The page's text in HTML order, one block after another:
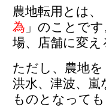
農地転用とは、
為 」のことで
場、店舗に変
ただし、農地
洪水、津波、
ものとなって